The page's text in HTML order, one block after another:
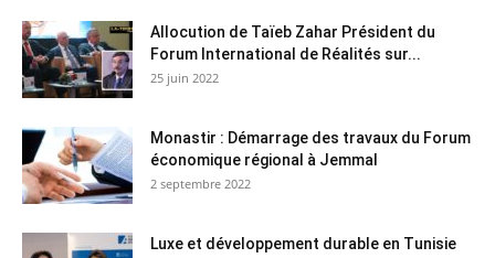
Allocution de Taïeb Zahar Président du
Forum International de Réalités sur...
25 juin 2022
Monastir : Démarrage des travaux du Forum
économique régional à Jemmal
2 septembre 2022
Luxe et développement durable en Tunisie